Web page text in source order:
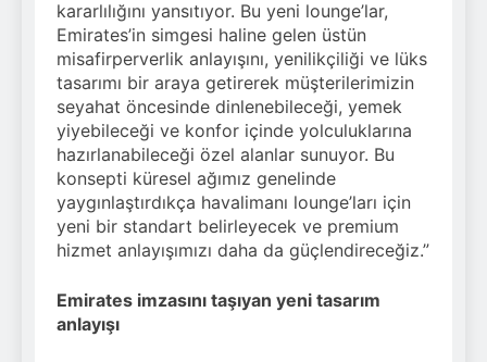
kararlılığını yansıtıyor. Bu yeni lounge’lar,
Emirates’in simgesi haline gelen üstün
misafirperverlik anlayışını, yenilikçiliği ve lüks
tasarımı bir araya getirerek müşterilerimizin
seyahat öncesinde dinlenebileceği, yemek
yiyebileceği ve konfor içinde yolculuklarına
hazırlanabileceği özel alanlar sunuyor. Bu
konsepti küresel ağımız genelinde
yaygınlaştırdıkça havalimanı lounge’ları için
yeni bir standart belirleyecek ve premium
hizmet anlayışımızı daha da güçlendireceğiz.”
Emirates imzasını taşıyan yeni tasarım
anlayışı